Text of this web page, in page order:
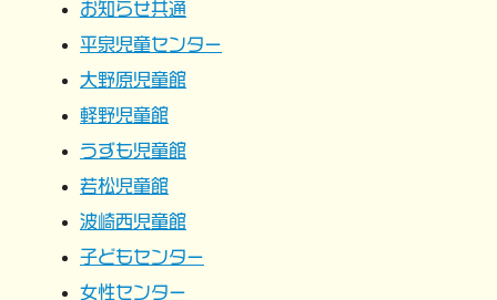
お知らせ共通
平泉児童センター
大野原児童館
軽野児童館
うずも児童館
若松児童館
波崎西児童館
子どもセンター
女性センター